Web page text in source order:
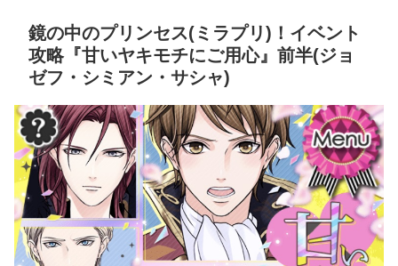
鏡の中のプリンセス(ミラプリ)！イベント
攻略『甘いヤキモチにご用心』前半(ジョ
ゼフ・シミアン・サシャ)